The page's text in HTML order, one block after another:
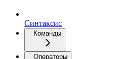
Синтаксис
Команды
Операторы